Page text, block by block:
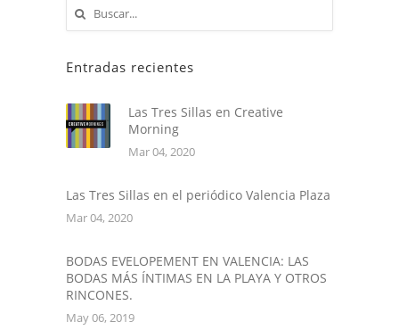
Entradas recientes
Las Tres Sillas en Creative
Morning
Mar 04, 2020
Las Tres Sillas en el periódico Valencia Plaza
Mar 04, 2020
BODAS EVELOPEMENT EN VALENCIA: LAS
BODAS MÁS ÍNTIMAS EN LA PLAYA Y OTROS
RINCONES.
May 06, 2019